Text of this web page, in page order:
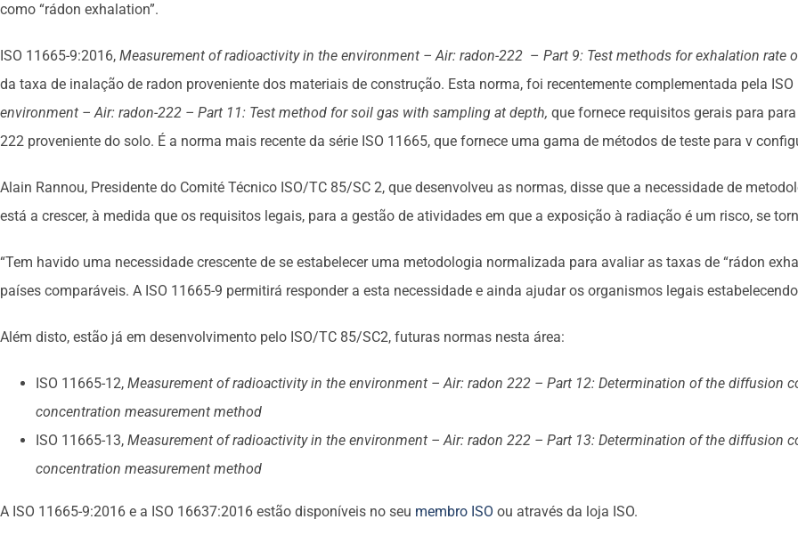
como “rádon exhalation”.
ISO 11665-9:2016, Measurement of radioactivity in the environment – Air: radon-222 – Part 9: Test methods for exhalation rate
da taxa de inalação de radon proveniente dos materiais de construção. Esta norma, foi recentemente complementada pela ISO
environment – Air: radon-222 – Part 11: Test method for soil gas with sampling at depth, que fornece requisitos gerais para
222 proveniente do solo. É a norma mais recente da série ISO 11665, que fornece uma gama de métodos de teste para v
Alain Rannou, Presidente do Comité Técnico ISO/TC 85/SC 2, que desenvolveu as normas, disse que a necessidade de
está a crescer, à medida que os requisitos legais, para a gestão de atividades em que a exposição à radiação é um risco, se
“Tem havido uma necessidade crescente de se estabelecer uma metodologia normalizada para avaliar as taxas de “rádon
países comparáveis. A ISO 11665-9 permitirá responder a esta necessidade e ainda ajudar os organismos legais
Além disto, estão já em desenvolvimento pelo ISO/TC 85/SC2, futuras normas nesta área:
ISO 11665-12, Measurement of radioactivity in the environment – Air: radon 222 – Part 12: Determination of the diffusion
concentration measurement method
ISO 11665-13, Measurement of radioactivity in the environment – Air: radon 222 – Part 13: Determination of the diffusion
concentration measurement method
A ISO 11665-9:2016 e a ISO 16637:2016 estão disponíveis no seu membro ISO ou através da loja ISO.